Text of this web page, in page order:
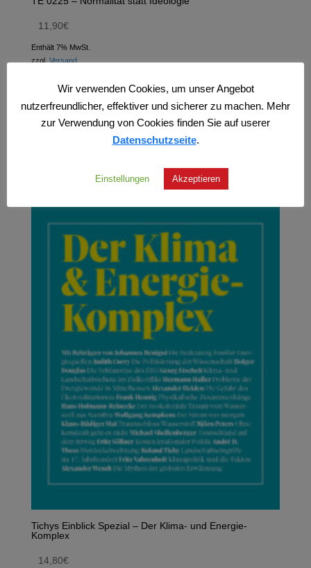
11,90€
Enthält 7% MwSt.
zzgl.Versand
Tichys Einblick Spezial – Der Klima- und Energie-
Komplex
14,80€
Wir verwenden Cookies, um unser Angebot
nutzerfreundlicher, effektiver und sicherer zu machen. Mehr
zur Verwendung von Cookies finden Sie auf userer
Datenschutzseite.
Einstellungen Akzeptieren